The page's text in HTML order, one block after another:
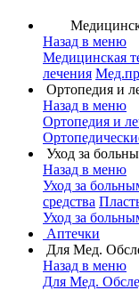
Назад в меню
Медицинская
лечения
Ортопедия и
Назад в меню
Ортопедия и
Уход за
Назад в меню
Уход за
средства
Уход за
Аптечки
Для Мед.
Назад в меню
Для Мед.